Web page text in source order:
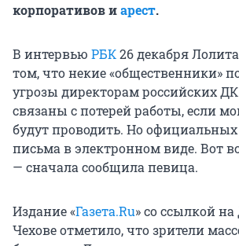
корпоративов иарест.
В интервью РБК26 декабря
том, что некие «общественники»
угрозы директорам российских
связаны с потерей работы, если
будут проводить. Но официальных
письма в электронном виде. Вот
— сначала сообщила певица.
Издание «Газета.Ru» со ссылкой
Чехове отметило, что зрители